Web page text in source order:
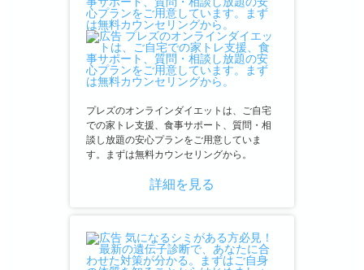
プレズのオンラインダイエットは、ご自宅
での家トレ支援、食事サポート、質問・相
談し放題の安心プランをご用意していま
す。まずは無料カウンセリングから。
詳細を見る